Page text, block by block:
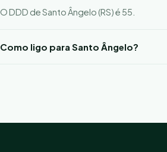
O DDD de Santo Ângelo (RS) é 55.
Como ligo para Santo Ângelo?